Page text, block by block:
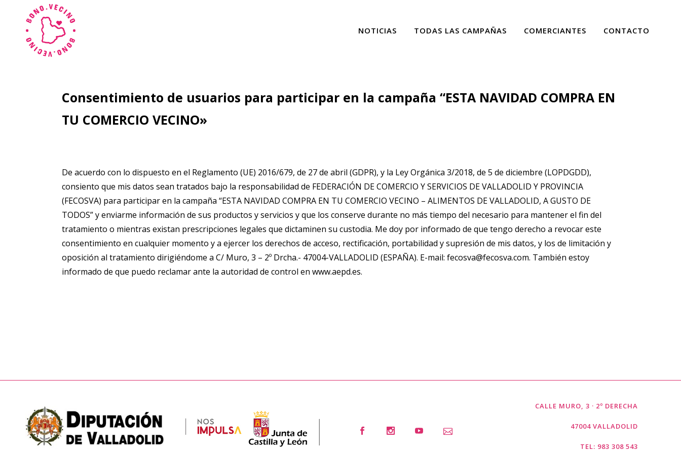
NOTICIAS TODAS LAS CAMPAÑAS COMERCIANTES CONTACTO
Consentimiento de usuarios para participar en la campaña “ESTA NAVIDAD COMPRA EN
TU COMERCIO VECINO»
De acuerdo con lo dispuesto en el Reglamento (UE) 2016/679, de 27 de abril (GDPR), y la Ley Orgánica 3/2018, de 5 de diciembre (LOPDGDD),
consiento que mis datos sean tratados bajo la responsabilidad de FEDERACIÓN DE COMERCIO Y SERVICIOS DE VALLADOLID Y PROVINCIA
(FECOSVA) para participar en la campaña “ESTA NAVIDAD COMPRA EN TU COMERCIO VECINO – ALIMENTOS DE VALLADOLID, A GUSTO DE
TODOS” y enviarme información de sus productos y servicios y que los conserve durante no más tiempo del necesario para mantener el fin del
tratamiento o mientras existan prescripciones legales que dictaminen su custodia. Me doy por informado de que tengo derecho a revocar este
consentimiento en cualquier momento y a ejercer los derechos de acceso, rectificación, portabilidad y supresión de mis datos, y los de limitación y
oposición al tratamiento dirigiéndome a C/ Muro, 3 – 2º Drcha.- 47004-VALLADOLID (ESPAÑA). E-mail: fecosva@fecosva.com. También estoy
informado de que puedo reclamar ante la autoridad de control en www.aepd.es.
CALLE MURO, 3 · 2º DERECHA
47004 VALLADOLID
TEL: 983 308 543